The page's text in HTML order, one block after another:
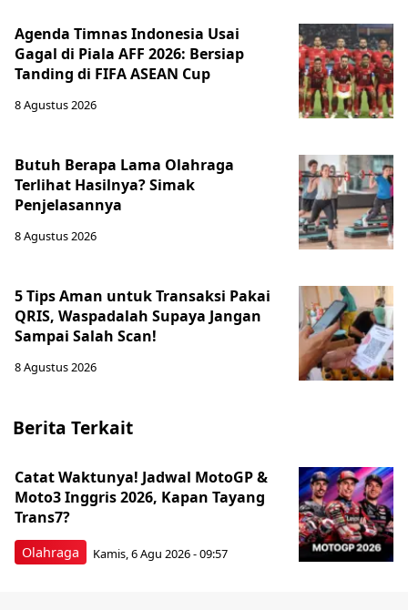
Agenda Timnas Indonesia Usai
Gagal di Piala AFF 2026: Bersiap
Tanding di FIFA ASEAN Cup
8 Agustus 2026
Butuh Berapa Lama Olahraga
Terlihat Hasilnya? Simak
Penjelasannya
8 Agustus 2026
5 Tips Aman untuk Transaksi Pakai
QRIS, Waspadalah Supaya Jangan
Sampai Salah Scan!
8 Agustus 2026
Berita Terkait
Olahraga
Catat Waktunya! Jadwal MotoGP &
Moto3 Inggris 2026, Kapan Tayang
Trans7?
Kamis, 6 Agu 2026 - 09:57